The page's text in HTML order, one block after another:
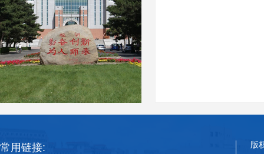
常用链接:
版